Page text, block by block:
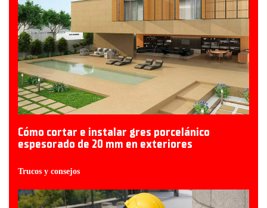
Cómo cortar e instalar gres porcelánico
espesorado de 20 mm en exteriores
Trucos y consejos